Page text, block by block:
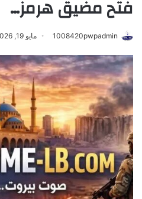
فتح مضيق هرمز…
1008420pwpadmin مايو 19, 2026